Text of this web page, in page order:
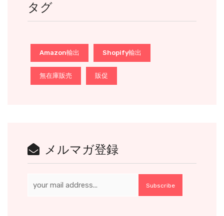
タグ
Amazon輸出 Shopify輸出
無在庫販売 販促
メルマガ登録
Subscribe